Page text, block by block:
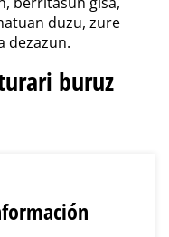
duzu, zure
dezazun.
buruz